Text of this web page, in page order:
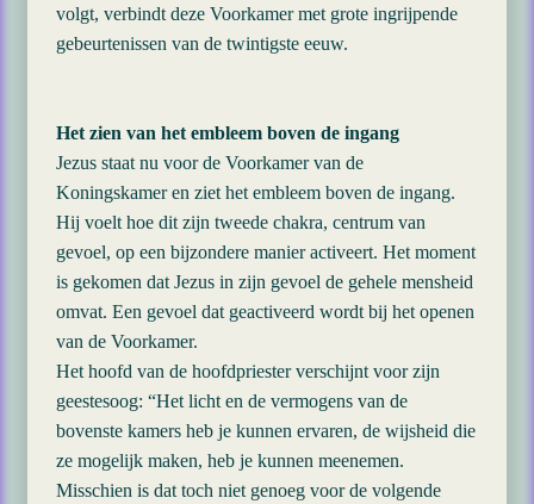
volgt, verbindt deze Voorkamer met grote ingrijpende
gebeurtenissen van de twintigste eeuw.
Het zien van het embleem boven de ingang
Jezus staat nu voor de Voorkamer van de
Koningskamer en ziet het embleem boven de ingang.
Hij voelt hoe dit zijn tweede chakra, centrum van
gevoel, op een bijzondere manier activeert. Het moment
is gekomen dat Jezus in zijn gevoel de gehele mensheid
omvat. Een gevoel dat geactiveerd wordt bij het openen
van de Voorkamer.
Het hoofd van de hoofdpriester verschijnt voor zijn
geestesoog: “Het licht en de vermogens van de
bovenste kamers heb je kunnen ervaren, de wijsheid die
ze mogelijk maken, heb je kunnen meenemen.
Misschien is dat toch niet genoeg voor de volgende